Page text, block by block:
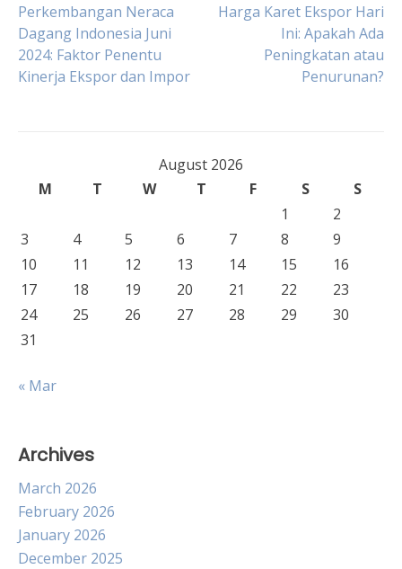
Post
navigation
Perkembangan Neraca
Dagang Indonesia Juni
2024: Faktor Penentu
Kinerja Ekspor dan Impor
Harga Karet Ekspor Hari
Ini: Apakah Ada
Peningkatan atau
Penurunan?
August 2026
M
T W T F S
S
1
2
3
4 5 6 7 8
9
10
11 12 13 14 15
16
17
18 19 20 21 22
23
24
25 26 27 28 29
30
31
« Mar
Archives
March 2026
February 2026
January 2026
December 2025